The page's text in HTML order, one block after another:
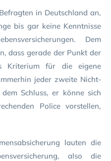
in Deutschland an,
bis gar keine Kenntnisse
Dem
dass gerade der Punkt der
Kriterium für die eigene
jeder zweite Nicht-
Schluss, er könne sich
Police vorstellen,
lauten die
also die